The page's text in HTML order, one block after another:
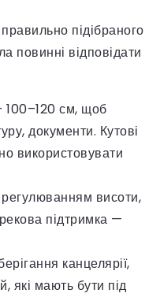
підібраного
повинні відповідати
см, щоб
документи. Кутові
використовувати
висоти,
підтримка —
канцелярії,
які мають бути під